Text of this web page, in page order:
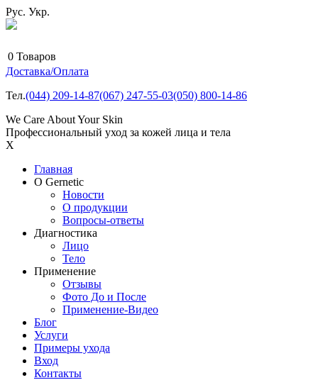
Рус. Укр.
0 Товаров
Доставка/Оплата
Тел.(044) 209-14-87(067) 247-55-03(050) 800-14-86
We Care About Your Skin
Профессиональный уход за кожей лица и тела
X
Главная
О Gernetic
Новости
О продукции
Вопросы-ответы
Диагностика
Лицо
Тело
Применение
Отзывы
Фото До и После
Применение-Видео
Блог
Услуги
Примеры ухода
Вход
Контакты